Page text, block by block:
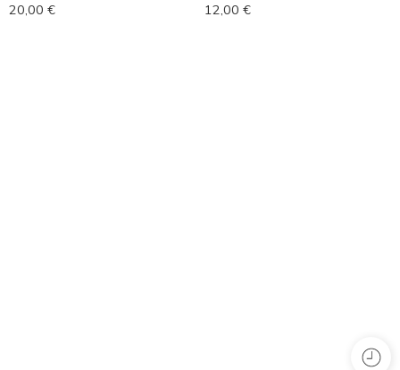
20,00 €
12,00 €